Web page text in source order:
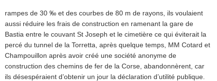
rampes de 30 ‰ et des courbes de 80 m de rayons, ils voulaient
aussi réduire les frais de construction en ramenant la gare de
Bastia entre le couvant St Joseph et le cimetière ce qui éviterait la
percé du tunnel de la Torretta, après quelque temps, MM Cotard et
Champouillon après avoir créé une société anonyme de
construction des chemins de fer de la Corse, abandonnèrent, car
ils désespéraient d’obtenir un jour la déclaration d’utilité publique.